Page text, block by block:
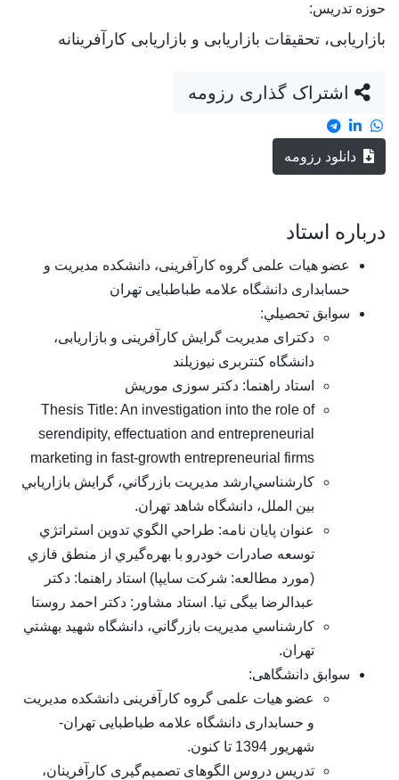
تحقیقات بازاریابی و بازاریابی کارآفرینانه
رزومه
استاد
هیات علمی گروه کارآفرینی، دانشکده مدیریت و
دانشگاه علامه طباطبایی تهران
تحصيلي:
دکترای مدیریت گرایش کارآفرینی و بازاریابی،
دانشگاه کنتربری نیوزیلند
استاد راهنما: دکتر سوزی موریش
Thesis Title: An investigation into the role of
serendipity, effectuation and entrepreneurial
marketing in fast-growth entrepreneurial firms
كارشناسي‌ارشد مديريت بازرگاني، گرايش بازاريابي
بین الملل، دانشگاه شاهد تهران.
عنوان پايان نامه: طراحي الگوي تدوين استراتژي
توسعه صادرات خودرو با بهره‌گيري از منطق فازي
(مورد مطالعه: شركت سايپا) استاد راهنما: دکتر
عبدالرضا بیگی نیا. استاد مشاور: دکتر احمد روستا
كارشناسي مديريت بازرگاني، دانشگاه شهيد بهشتي
دانشگاهی:
عضو هیات علمی گروه کارآفرینی دانشکده مدیریت
و حسابداری دانشگاه علامه طباطبایی تهران-
تدریس دروس الگوهای تصمیم‌گیری کارآفرینان،